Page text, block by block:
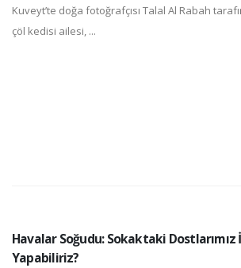
Kuveyt’te doğa fotoğrafçısı Talal Al Rabah
çöl kedisi ailesi, ...
Havalar Soğudu: Sokaktaki Dostlarımız
Yapabiliriz?